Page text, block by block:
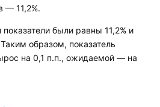
— 11,2%.
показатели были равны 11,2% и
образом, показатель
на 0,1 п.п., ожидаемой — на